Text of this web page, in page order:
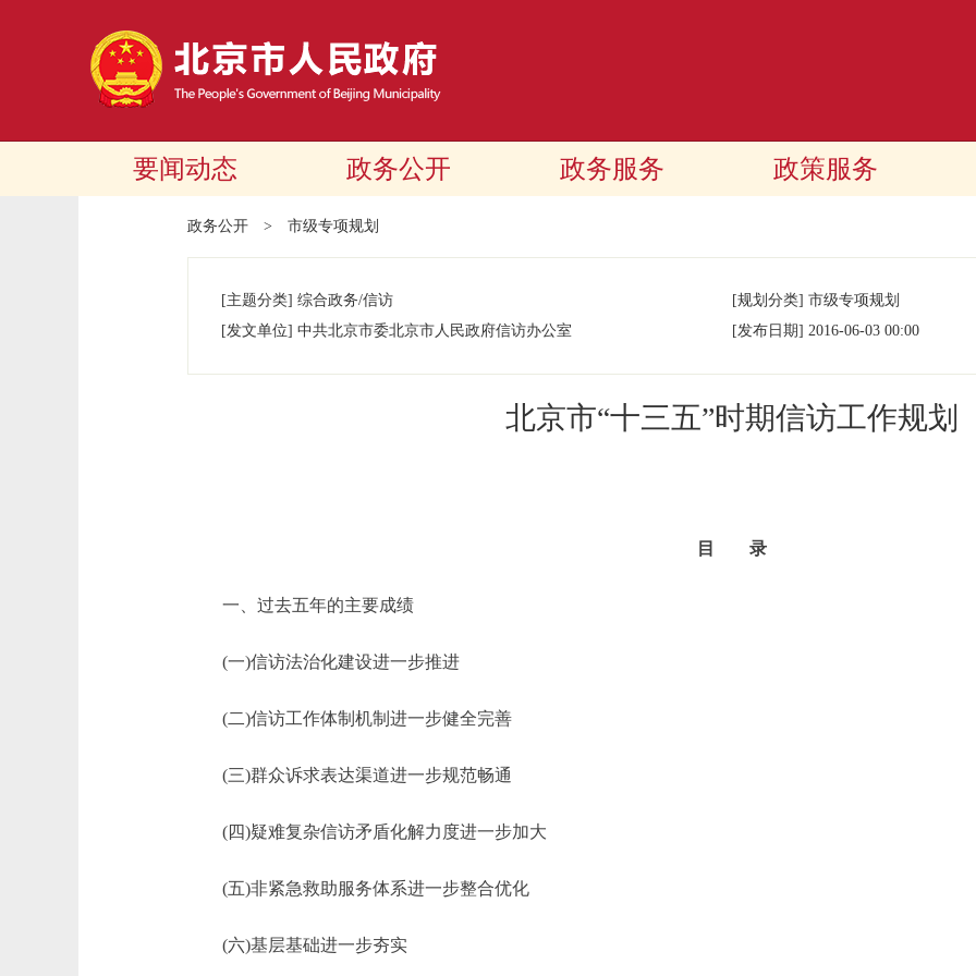
要闻动态 政务公开 政务服务 政策服务
政务公开 > 市级专项规划
[主题分类] 综合政务/信访 [规划分类] 市级专项规划
[发文单位] 中共北京市委北京市人民政府信访办公室 [发布日期] 2016-06-03 00:00
北京市“十三五”时期信访工作规划
目 录
一、过去五年的主要成绩
(一)信访法治化建设进一步推进
(二)信访工作体制机制进一步健全完善
(三)群众诉求表达渠道进一步规范畅通
(四)疑难复杂信访矛盾化解力度进一步加大
(五)非紧急救助服务体系进一步整合优化
(六)基层基础进一步夯实